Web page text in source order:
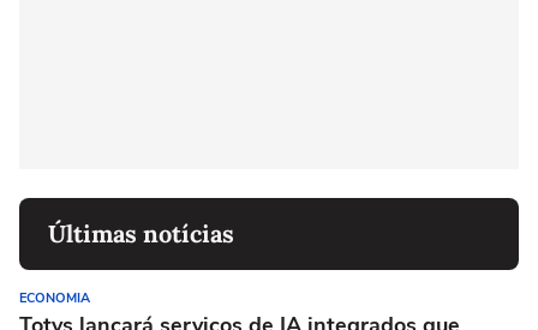
Últimas notícias
ECONOMIA